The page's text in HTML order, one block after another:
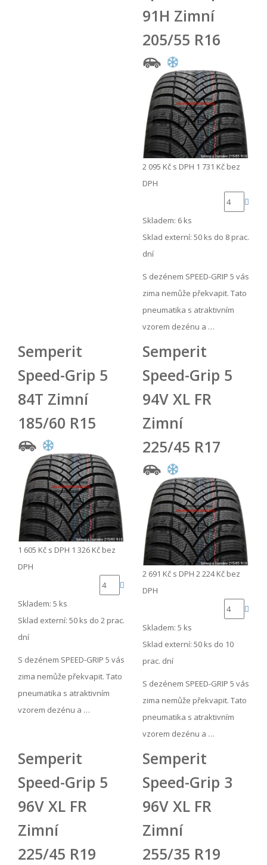
91H Zimní
205/55 R16
2 095 Kč s DPH 1 731 Kč bez
DPH
Skladem: 6 ks
Sklad externí: 50 ks do 8 prac.
dní
S dezénem SPEED-GRIP 5 vás
zima nemůže překvapit. Tato
pneumatika s atraktivním
vzorem dezénu a …
Semperit
Speed-Grip 5
84T Zimní
185/60 R15
1 605 Kč s DPH 1 326 Kč bez
DPH
Skladem: 5 ks
Sklad externí: 50 ks do 2 prac.
dní
S dezénem SPEED-GRIP 5 vás
zima nemůže překvapit. Tato
pneumatika s atraktivním
vzorem dezénu a …
Semperit
Speed-Grip 5
94V XL FR
Zimní
225/45 R17
2 691 Kč s DPH 2 224 Kč bez
DPH
Skladem: 5 ks
Sklad externí: 50 ks do 10
prac. dní
S dezénem SPEED-GRIP 5 vás
zima nemůže překvapit. Tato
pneumatika s atraktivním
vzorem dezénu a …
Semperit
Speed-Grip 5
96V XL FR
Zimní
225/45 R19
Semperit
Speed-Grip 3
96V XL FR
Zimní
255/35 R19